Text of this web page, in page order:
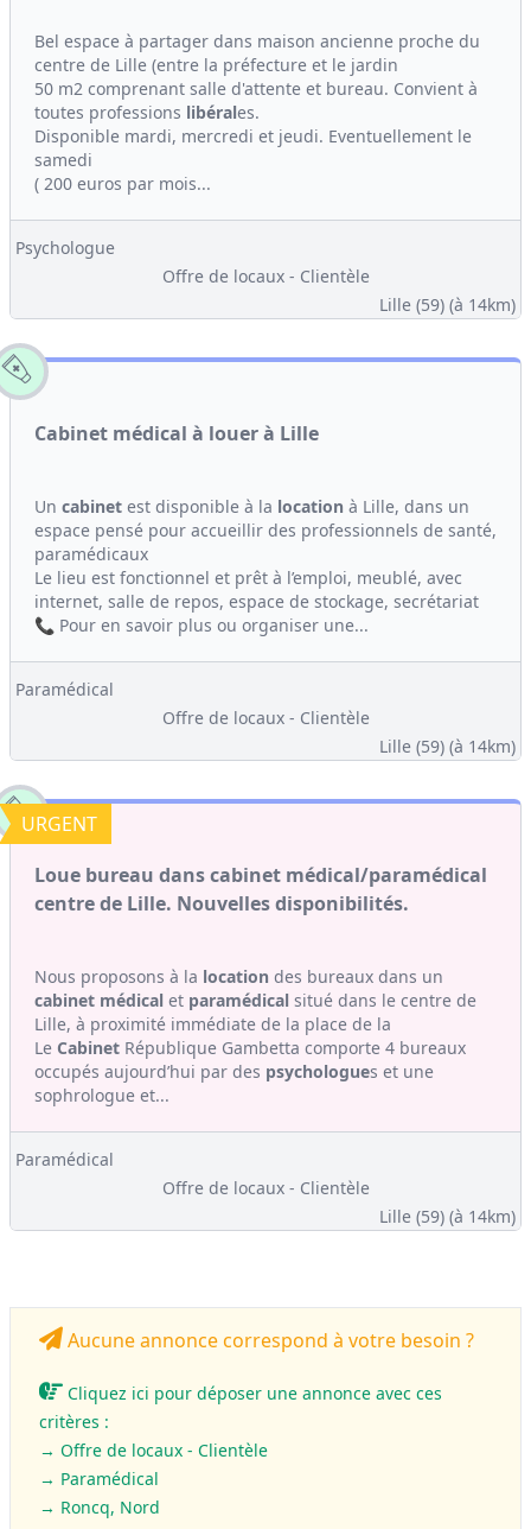
Bel espace à partager dans maison ancienne proche du
centre de Lille (entre la préfecture et le jardin
50 m2 comprenant salle d'attente et bureau. Convient à
toutes professions libérales.
Disponible mardi, mercredi et jeudi. Eventuellement le
samedi
( 200 euros par mois...
Psychologue
Offre de locaux - Clientèle
Lille (59) (à 14km)
Cabinet médical à louer à Lille
Un cabinet est disponible à la location à Lille, dans un
espace pensé pour accueillir des professionnels de santé,
paramédicaux
Le lieu est fonctionnel et prêt à l’emploi, meublé, avec
internet, salle de repos, espace de stockage, secrétariat
📞 Pour en savoir plus ou organiser une...
Paramédical
Offre de locaux - Clientèle
Lille (59) (à 14km)
URGENT
Loue bureau dans cabinet médical/paramédical
centre de Lille. Nouvelles disponibilités.
Nous proposons à la location des bureaux dans un
cabinet médical et paramédical situé dans le centre de
Lille, à proximité immédiate de la place de la
Le Cabinet République Gambetta comporte 4 bureaux
occupés aujourd’hui par des psychologues et une
sophrologue et...
Paramédical
Offre de locaux - Clientèle
Lille (59) (à 14km)
Aucune annonce correspond à votre besoin ?
Cliquez ici pour déposer une annonce avec ces
critères :
→ Offre de locaux - Clientèle
→ Paramédical
→ Roncq, Nord